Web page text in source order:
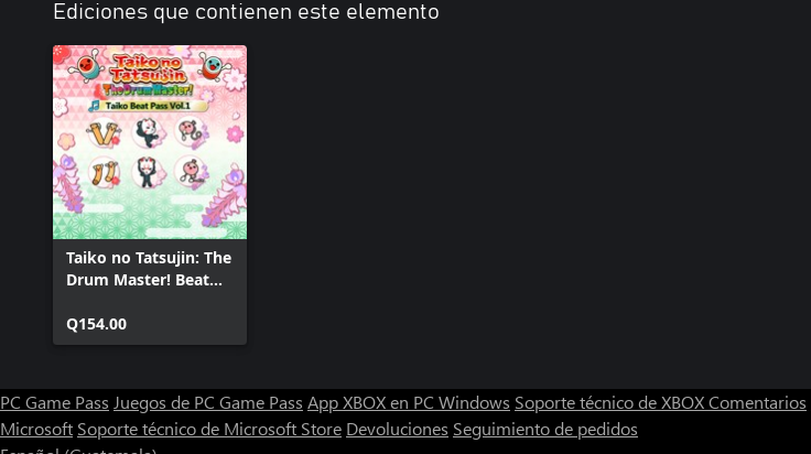
Ediciones que contienen este elemento
Taiko no Tatsujin: The
Drum Master! Beat
Q154.00
PC Game Pass Juegos de PC Game Pass App XBOX en PC Windows Soporte técnico de XBOXComentarios
Microsoft Soporte técnico de Microsoft Store Devoluciones Seguimiento de pedidos